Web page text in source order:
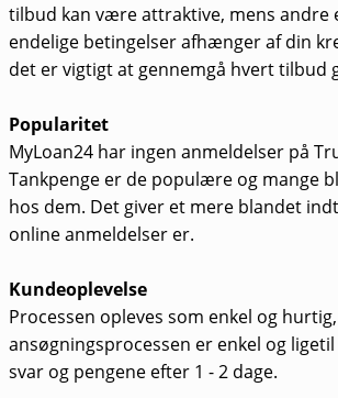
tilbud kan være attraktive, mens andre
endelige betingelser afhænger af din
det er vigtigt at gennemgå hvert tilbud
Popularitet
MyLoan24 har ingen anmeldelser på
Tankpenge er de populære og mange
hos dem. Det giver et mere blandet
online anmeldelser er.
Kundeoplevelse
Processen opleves som enkel og
ansøgningsprocessen er enkel og
svar og pengene efter 1 - 2 dage.